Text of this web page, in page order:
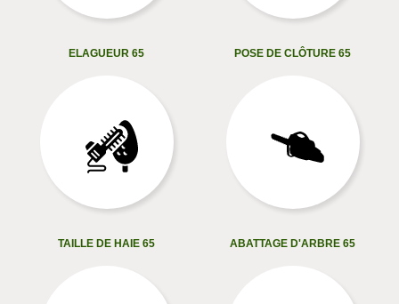
ELAGUEUR 65 POSE DE CLÔTURE 65
TAILLE DE HAIE 65 ABATTAGE D'ARBRE 65